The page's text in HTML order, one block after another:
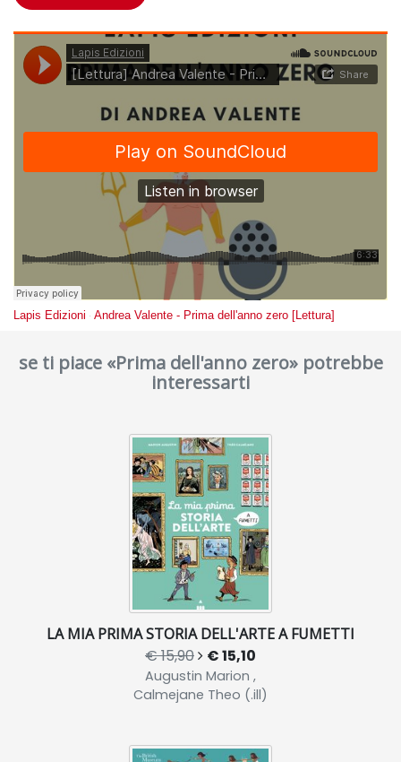
Lapis Edizioni · Andrea Valente - Prima dell'anno zero [Lettura]
se ti piace «Prima dell'anno zero» potrebbe
interessarti
LA MIA PRIMA STORIA DELL'ARTE A FUMETTI
€ 15,90 € 15,10
Augustin Marion ,
Calmejane Theo (.ill)